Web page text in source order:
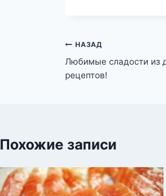
Навигация
по
НАЗАД
Любимые сладости из
рецептов!
Похожие записи